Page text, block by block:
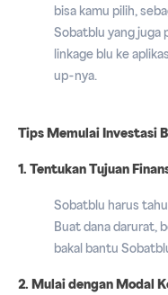
bisa kamu pilih,
Sobatblu yang juga
linkage blu ke
up-nya.
Tips Memulai Investasi
1. Tentukan Tujuan
Sobatblu harus
Buat dana darurat,
bakal bantu
2. Mulai dengan Modal